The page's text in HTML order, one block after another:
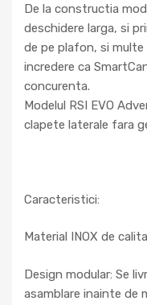
De la constructia
deschidere larga, si
de pe plafon, si
incredere ca
concurenta.
Modelul RSI EVO
clapete laterale fara
Caracteristici:
Material INOX de
Design modular: Se
asamblare inainte de